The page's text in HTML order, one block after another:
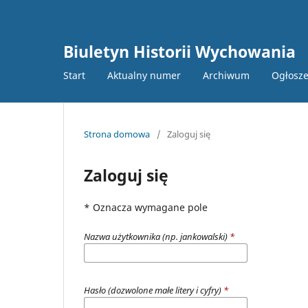
Biuletyn Historii Wychowania
Start Aktualny numer Archiwum
Strona domowa / Zaloguj się
Zaloguj się
* Oznacza wymagane pole
Nazwa użytkownika (np. jankowalski) *
Hasło (dozwolone małe litery i cyfry) *